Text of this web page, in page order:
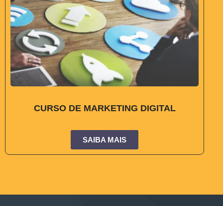
CURSO DE MARKETING DIGITAL
SAIBA MAIS